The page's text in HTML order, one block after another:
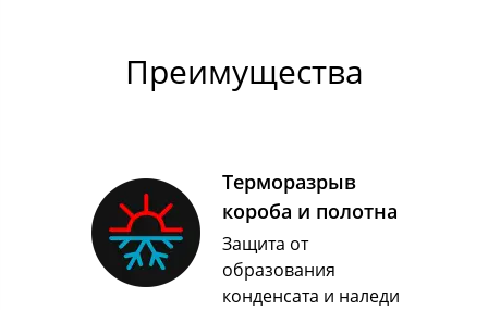
Преимущества
Терморазрыв
короба и полотна
Защита от
образования
конденсата и наледи